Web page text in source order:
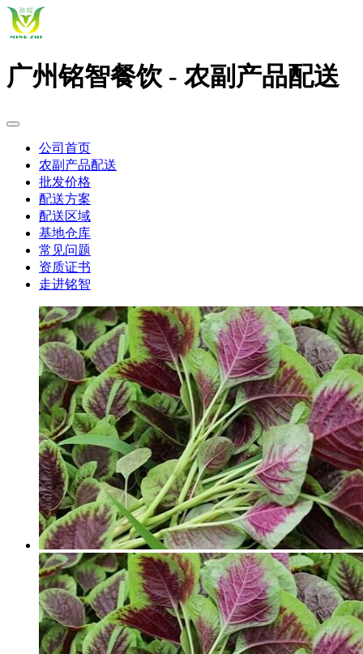
广州铭智餐饮 - 农副产品配送
公司首页
农副产品配送
批发价格
配送方案
配送区域
基地仓库
常见问题
资质证书
走进铭智